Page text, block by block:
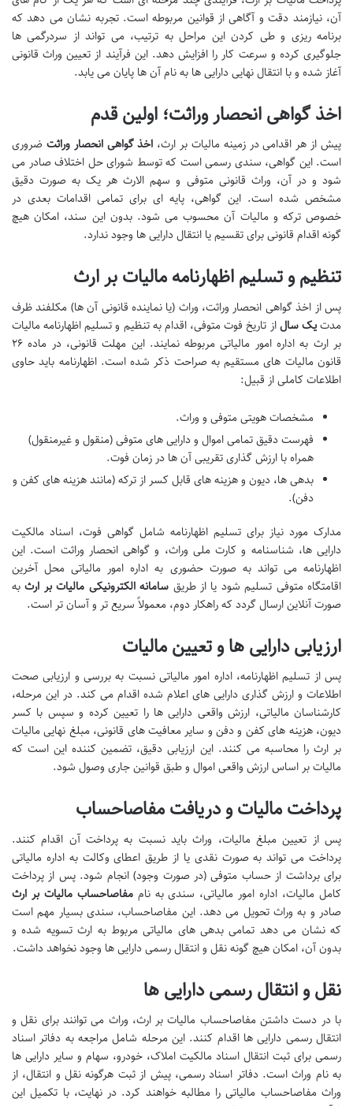
آن، نیازمند دقت و آگاهی از قوانین مربوطه است. تجربه نشان می دهد که
برنامه ریزی و طی کردن این مراحل به ترتیب، می تواند از سردرگمی ها
جلوگیری کرده و سرعت کار را افزایش دهد. این فرآیند از تعیین وراث قانونی
آغاز شده و با انتقال نهایی دارایی ها به نام آن ها پایان می یابد.
اخذ گواهی انحصار وراثت؛ اولین قدم
پیش از هر اقدامی در زمینه مالیات بر ارث، اخذ گواهی انحصار وراثت ضروری
است. این گواهی، سندی رسمی است که توسط شورای حل اختلاف صادر می
شود و در آن، وراث قانونی متوفی و سهم الارث هر یک به صورت دقیق
مشخص شده است. این گواهی، پایه ای برای تمامی اقدامات بعدی در
خصوص ترکه و مالیات آن محسوب می شود. بدون این سند، امکان هیچ
گونه اقدام قانونی برای تقسیم یا انتقال دارایی ها وجود ندارد.
تنظیم و تسلیم اظهارنامه مالیات بر ارث
پس از اخذ گواهی انحصار وراثت، وراث (یا نماینده قانونی آن ها) مکلفند ظرف
مدتیک سالاز تاریخ فوت متوفی، اقدام به تنظیم و تسلیم اظهارنامه مالیات
بر ارث به اداره امور مالیاتی مربوطه نمایند. این مهلت قانونی، در ماده ۲۶
قانون مالیات های مستقیم به صراحت ذکر شده است. اظهارنامه باید حاوی
اطلاعات کاملی از قبیل:
مشخصات هویتی متوفی و وراث.
فهرست دقیق تمامی اموال و دارایی های متوفی (منقول و غیرمنقول)
همراه با ارزش گذاری تقریبی آن ها در زمان فوت.
بدهی ها، دیون و هزینه های قابل کسر از ترکه (مانند هزینه های کفن و
دفن).
مدارک مورد نیاز برای تسلیم اظهارنامه شامل گواهی فوت، اسناد مالکیت
دارایی ها، شناسنامه و کارت ملی وراث، و گواهی انحصار وراثت است. این
اظهارنامه می تواند به صورت حضوری به اداره امور مالیاتی محل آخرین
اقامتگاه متوفی تسلیم شود یا از طریق سامانه الکترونیکی مالیات بر ارثبه
صورت آنلاین ارسال گردد که راهکار دوم، معمولاً سریع تر و آسان تر است.
ارزیابی دارایی ها و تعیین مالیات
پس از تسلیم اظهارنامه، اداره امور مالیاتی نسبت به بررسی و ارزیابی صحت
اطلاعات و ارزش گذاری دارایی های اعلام شده اقدام می کند. در این مرحله،
کارشناسان مالیاتی، ارزش واقعی دارایی ها را تعیین کرده و سپس با کسر
دیون، هزینه های کفن و دفن و سایر معافیت های قانونی، مبلغ نهایی مالیات
بر ارث را محاسبه می کنند. این ارزیابی دقیق، تضمین کننده این است که
مالیات بر اساس ارزش واقعی اموال و طبق قوانین جاری وصول شود.
پرداخت مالیات و دریافت مفاصاحساب
پس از تعیین مبلغ مالیات، وراث باید نسبت به پرداخت آن اقدام کنند.
پرداخت می تواند به صورت نقدی یا از طریق اعطای وکالت به اداره مالیاتی
برای برداشت از حساب متوفی (در صورت وجود) انجام شود. پس از پرداخت
کامل مالیات، اداره امور مالیاتی، سندی به ناممفاصاحساب مالیات بر ارث
صادر و به وراث تحویل می دهد. این مفاصاحساب، سندی بسیار مهم است
که نشان می دهد تمامی بدهی های مالیاتی مربوط به ارث تسویه شده و
بدون آن، امکان هیچ گونه نقل و انتقال رسمی دارایی ها وجود نخواهد داشت.
نقل و انتقال رسمی دارایی ها
با در دست داشتن مفاصاحساب مالیات بر ارث، وراث می توانند برای نقل و
انتقال رسمی دارایی ها اقدام کنند. این مرحله شامل مراجعه به دفاتر اسناد
رسمی برای ثبت انتقال اسناد مالکیت املاک، خودرو، سهام و سایر دارایی ها
به نام وراث است. دفاتر اسناد رسمی، پیش از ثبت هرگونه نقل و انتقال، از
وراث مفاصاحساب مالیاتی را مطالبه خواهند کرد. در نهایت، با تکمیل این